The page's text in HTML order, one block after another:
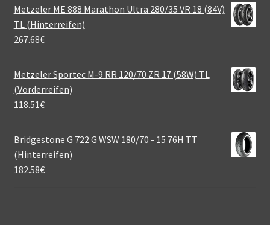
Metzeler ME 888 Marathon Ultra 280/35 VR 18 (84V)
TL (Hinterreifen)
267.68€
Metzeler Sportec M-9 RR 120/70 ZR 17 (58W) TL
(Vorderreifen)
118.51€
Bridgestone G 722 G WSW 180/70 - 15 76H TT
(Hinterreifen)
182.58€